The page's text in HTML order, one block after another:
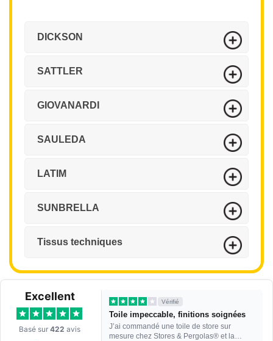
DICKSON
SATTLER
GIOVANARDI
SAULEDA
LATIM
SUNBRELLA
Tissus techniques
Excellent
Basé sur 422 avis
Vérifié
Toile impeccable, finitions soignées
J’ai commandé une toile de store sur
mesure chez Stores & Pergolas® et la